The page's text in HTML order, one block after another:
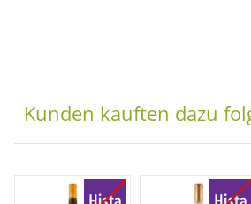
Kunden kauften dazu